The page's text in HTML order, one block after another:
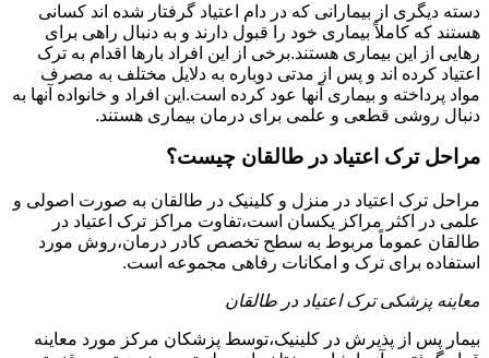
دسته دیگری از بیمارانی که در دام اعتیاد گرفتار شده اند کسانی
هستند که کاملاً بیماری خود را قبول دارند و به دنبال راهی برای
رهایی از این بیماری هستند.برخی از این افراد بارها اقدام به ترک
اعتیاد کرده اند و پس از مدتی دوباره به دلایل مختلف به مصرف
مواد پرداخته و بیماری آنها عود کرده است.این افراد و خانواده آنها به
دنبال روشی قطعی و علمی برای درمان بیماری هستند.
مراحل ترک اعتیاد در طالقان چیست؟
مراحل ترک اعتیاد در منزل و کلینیک در طالقان به صورت اصولی و
علمی در اکثر مراکز یکسان است،تفاوت مراکز ترک اعتیاد در
طالقان عموماً مربوط به سطح تخصص کادر درمان،روش مورد
استفاده برای ترک و امکانات رفاهی مجموعه است.
معاینه پزشکی ترک اعتیاد در طالقان
بیمار پس از پذیرش در کلینیک،توسط پزشکان مرکز مورد معاینه